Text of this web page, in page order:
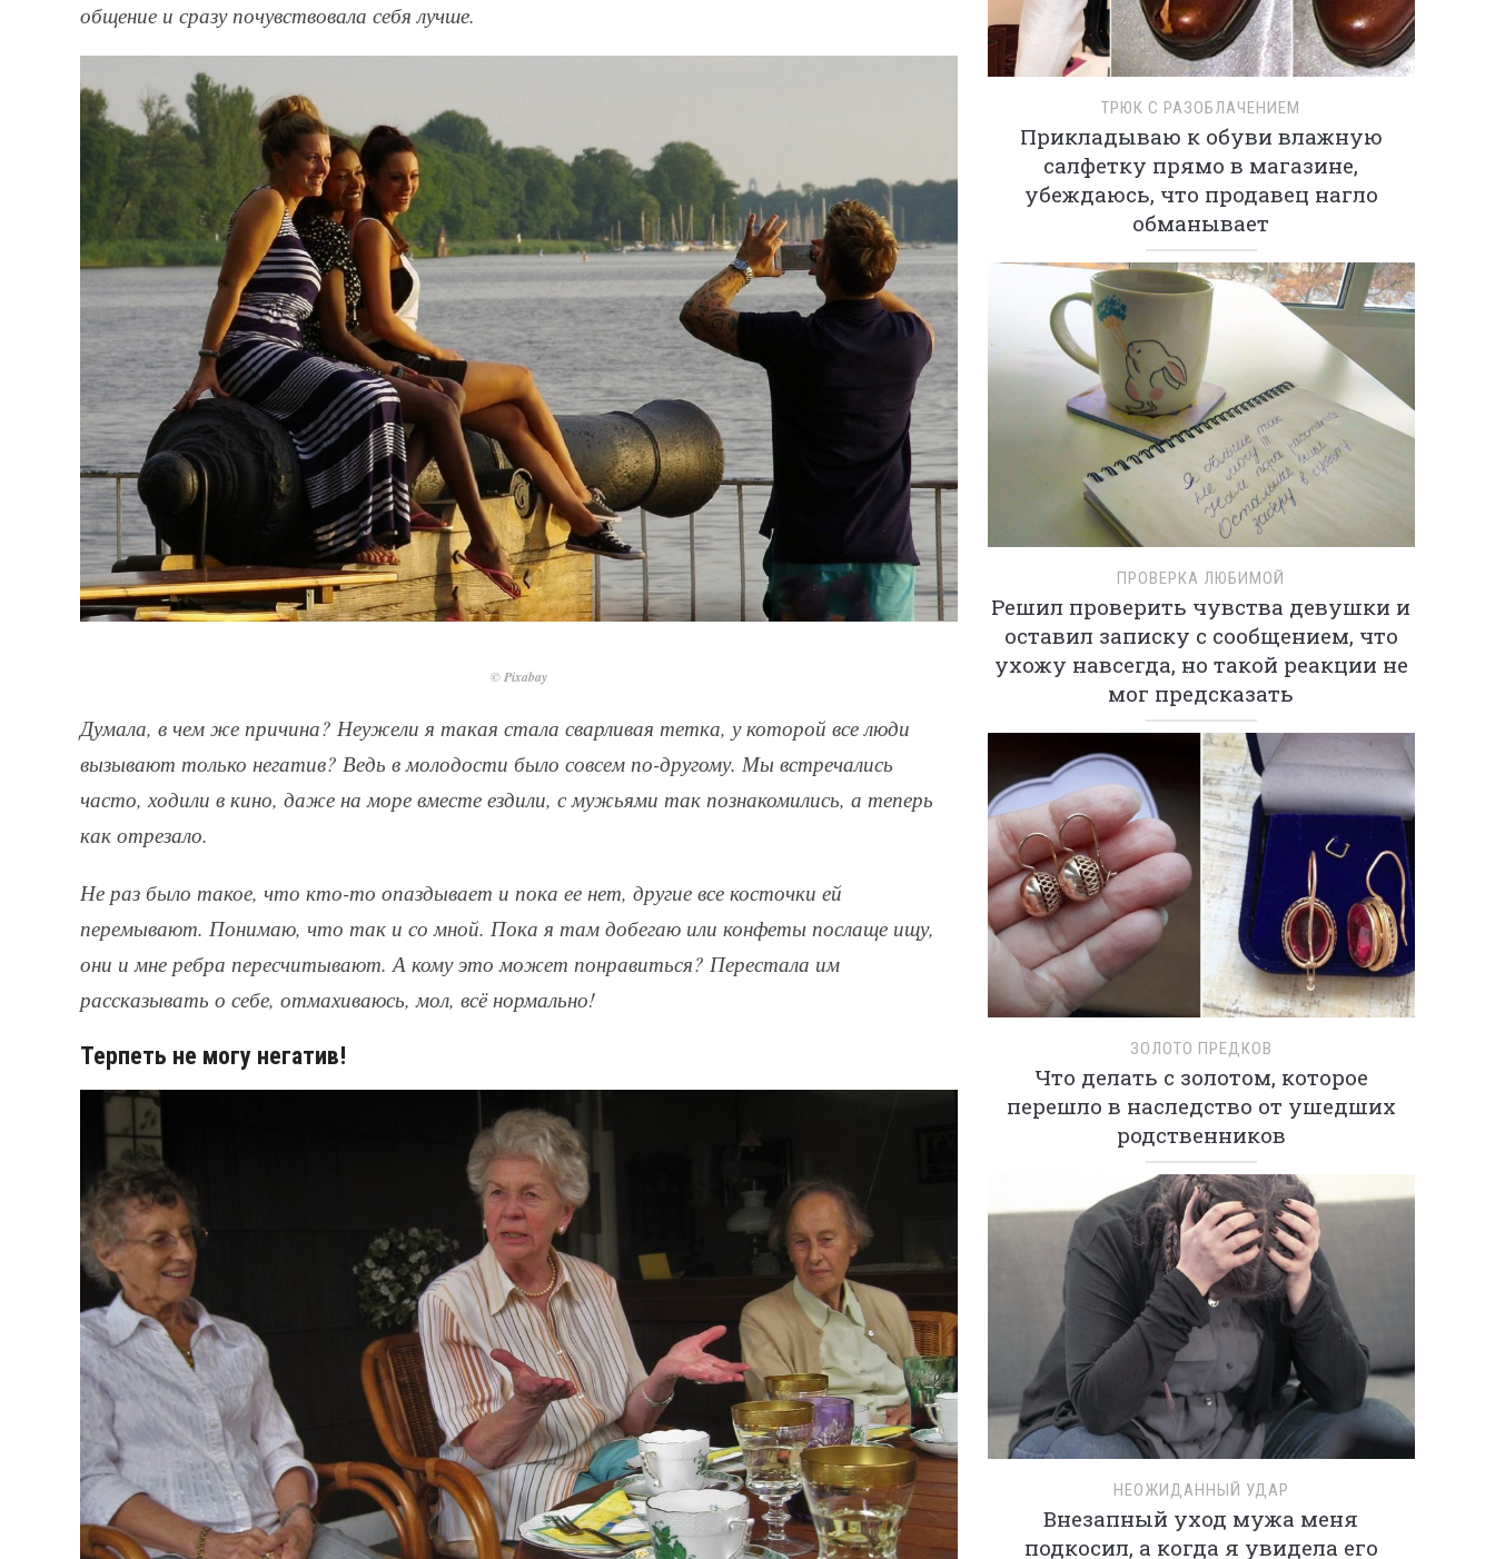
общение и сразу почувствовала себя лучше.
© Pixabay
Думала, в чем же причина? Неужели я такая стала сварливая тетка, у которой все люди
вызывают только негатив? Ведь в молодости было совсем по-другому. Мы встречались
часто, ходили в кино, даже на море вместе ездили, с мужьями так познакомились, а теперь
как отрезало.
Не раз было такое, что кто-то опаздывает и пока ее нет, другие все косточки ей
перемывают. Понимаю, что так и со мной. Пока я там добегаю или конфеты послаще ищу,
они и мне ребра пересчитывают. А кому это может понравиться? Перестала им
рассказывать о себе, отмахиваюсь, мол, всё нормально!
Терпеть не могу негатив!
ТРЮК С РАЗОБЛАЧЕНИЕМ
Прикладываю к обуви влажную
салфетку прямо в магазине,
убеждаюсь, что продавец нагло
обманывает
ПРОВЕРКА ЛЮБИМОЙ
Решил проверить чувства девушки и
оставил записку с сообщением, что
ухожу навсегда, но такой реакции не
мог предсказать
ЗОЛОТО ПРЕДКОВ
Что делать с золотом, которое
перешло в наследство от ушедших
родственников
НЕОЖИДАННЫЙ УДАР
Внезапный уход мужа меня
подкосил, а когда я увидела его